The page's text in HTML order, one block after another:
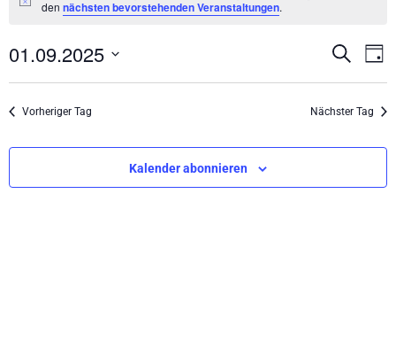
Hinweis
dennächsten bevorstehenden Veranstaltungen.
und
Suche
Tag
01.09.2025
wählen.
Vorheriger Tag Nächster Tag
Kalender abonnieren